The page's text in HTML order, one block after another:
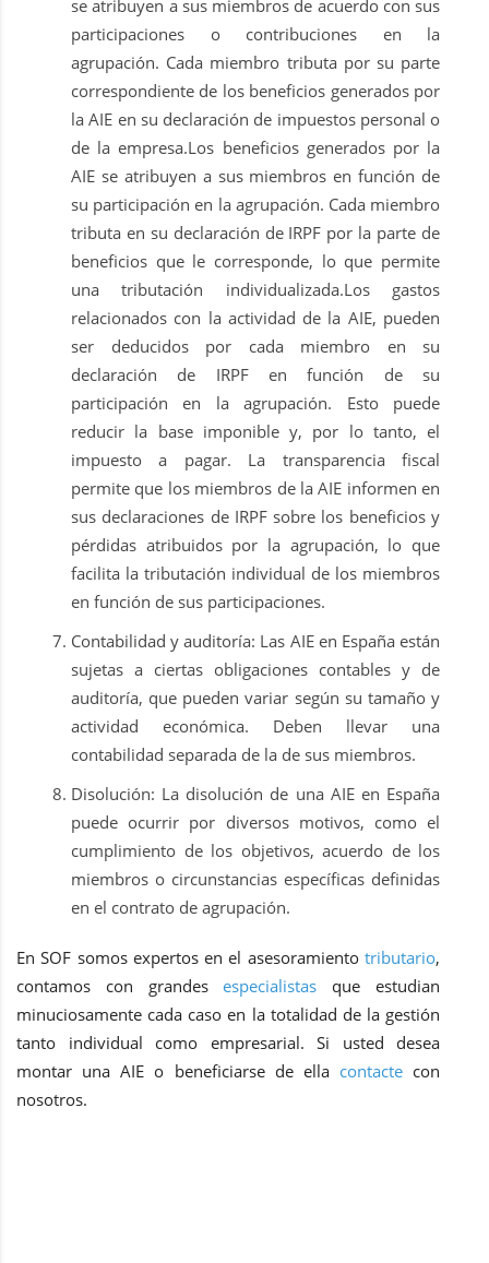
se atribuyen a sus miembros de acuerdo con sus
participaciones o contribuciones en la
agrupación. Cada miembro tributa por su parte
correspondiente de los beneficios generados por
la AIE en su declaración de impuestos personal o
de la empresa.Los beneficios generados por la
AIE se atribuyen a sus miembros en función de
su participación en la agrupación. Cada miembro
tributa en su declaración de IRPF por la parte de
beneficios que le corresponde, lo que permite
una tributación individualizada.Los gastos
relacionados con la actividad de la AIE, pueden
ser deducidos por cada miembro en su
declaración de IRPF en función de su
participación en la agrupación. Esto puede
reducir la base imponible y, por lo tanto, el
impuesto a pagar. La transparencia fiscal
permite que los miembros de la AIE informen en
sus declaraciones de IRPF sobre los beneficios y
pérdidas atribuidos por la agrupación, lo que
facilita la tributación individual de los miembros
en función de sus participaciones.
Contabilidad y auditoría: Las AIE en España están
sujetas a ciertas obligaciones contables y de
auditoría, que pueden variar según su tamaño y
actividad económica. Deben llevar una
contabilidad separada de la de sus miembros.
Disolución: La disolución de una AIE en España
puede ocurrir por diversos motivos, como el
cumplimiento de los objetivos, acuerdo de los
miembros o circunstancias específicas definidas
en el contrato de agrupación.
En SOF somos expertos en el asesoramiento tributario,
contamos con grandesespecialistas que estudian
minuciosamente cada caso en la totalidad de la gestión
tanto individual como empresarial. Si usted desea
montar una AIE o beneficiarse de ella contactecon
nosotros.